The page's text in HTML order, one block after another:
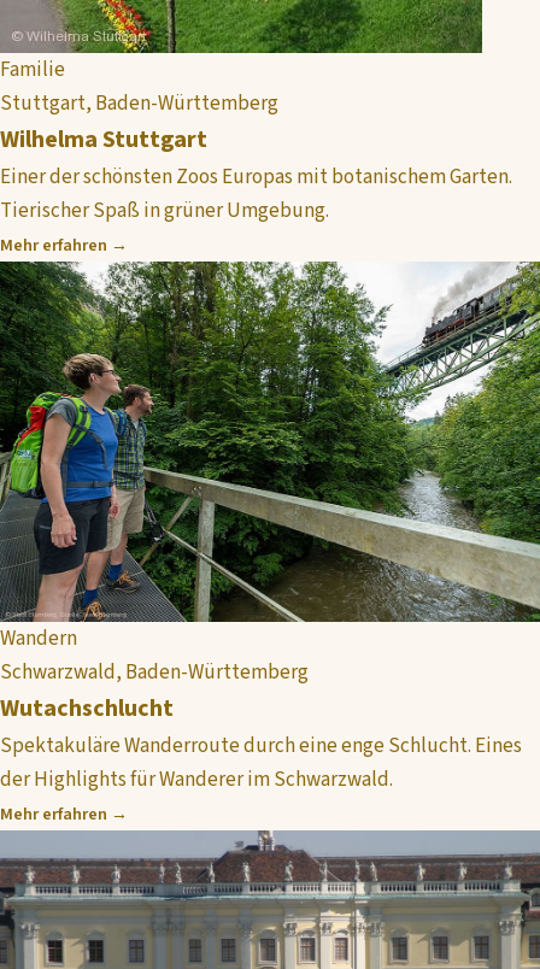
Familie
Stuttgart, Baden-Württemberg
Wilhelma Stuttgart
Einer der schönsten Zoos Europas mit botanischem Garten.
Tierischer Spaß in grüner Umgebung.
Mehr erfahren →
Wandern
Schwarzwald, Baden-Württemberg
Wutachschlucht
Spektakuläre Wanderroute durch eine enge Schlucht. Eines
der Highlights für Wanderer im Schwarzwald.
Mehr erfahren →